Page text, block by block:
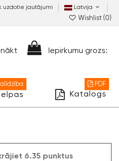
uzdotie jautājumi Latvija
Wishlist (0)
Iepirkumu grozs:
Katalogs
PDF
6.35 punktus